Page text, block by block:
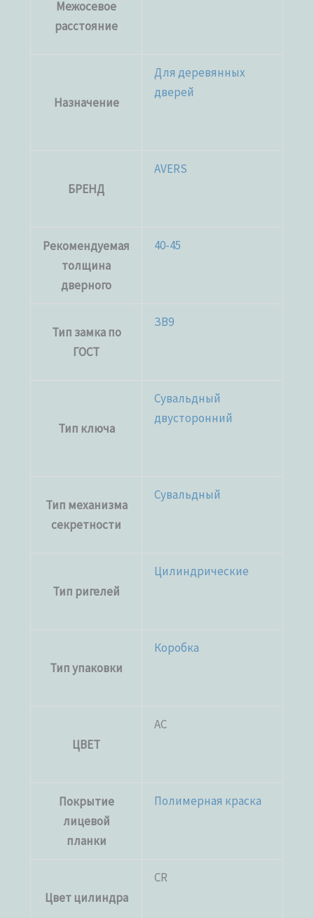
Межосевое
расстояние
Назначение
Для деревянных
дверей
БРЕНД
AVERS
Рекомендуемая
толщина
дверного
40-45
Тип замка по
ГОСТ
ЗВ9
Тип ключа
Сувальдный
двусторонний
Тип механизма
секретности
Сувальдный
Тип ригелей
Цилиндрические
Тип упаковки
Коробка
ЦВЕТ
AC
Покрытие
лицевой
планки
Полимерная краска
Цвет цилиндра
CR